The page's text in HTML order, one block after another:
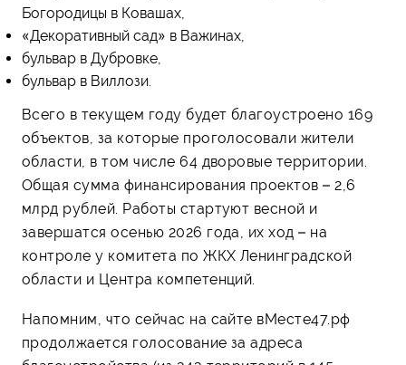
Богородицы в Ковашах,
«Декоративный сад» в Важинах,
бульвар в Дубровке,
бульвар в Виллози.
Всего в текущем году будет благоустроено 169
объектов, за которые проголосовали жители
области, в том числе 64 дворовые территории.
Общая сумма финансирования проектов – 2,6
млрд рублей. Работы стартуют весной и
завершатся осенью 2026 года, их ход – на
контроле у комитета по ЖКХ Ленинградской
области и Центра компетенций.
Напомним, что сейчас на сайте вМесте47.рф
продолжается голосование за адреса